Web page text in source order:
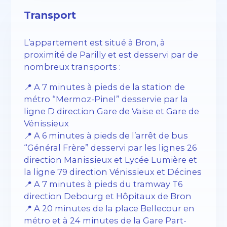
Transport
L’appartement est situé à Bron, à
proximité de Parilly et est desservi par de
nombreux transports :
📍 A 7 minutes à pieds de la station de
métro “Mermoz-Pinel” desservie par la
ligne D direction Gare de Vaise et Gare de
Vénissieux
📍 A 6 minutes à pieds de l’arrêt de bus
“Général Frère” desservi par les lignes 26
direction Manissieux et Lycée Lumière et
la ligne 79 direction Vénissieux et Décines
📍 A 7 minutes à pieds du tramway T6
direction Debourg et Hôpitaux de Bron
📍 A 20 minutes de la place Bellecour en
métro et à 24 minutes de la Gare Part-